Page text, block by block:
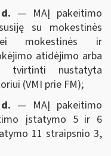
— MAĮ pakeitimo
su mokestinės
mokestinės ir
atidėjimo arba
tvirtinti nustatyta
(VMI prie FM);
— MAĮ pakeitimo
įstatymo 5 ir 6
11 straipsnio 3,